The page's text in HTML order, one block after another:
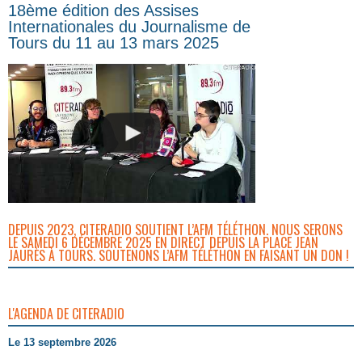
18ème édition des Assises
Internationales du Journalisme de
Tours du 11 au 13 mars 2025
DEPUIS 2023, CITERADIO SOUTIENT L’AFM TÉLÉTHON. NOUS SERONS
LE SAMEDI 6 DÉCEMBRE 2025 EN DIRECT DEPUIS LA PLACE JEAN
JAURÈS À TOURS. SOUTENONS L’AFM TÉLÉTHON EN FAISANT UN DON !
L'AGENDA DE CITERADIO
Le 13 septembre 2026